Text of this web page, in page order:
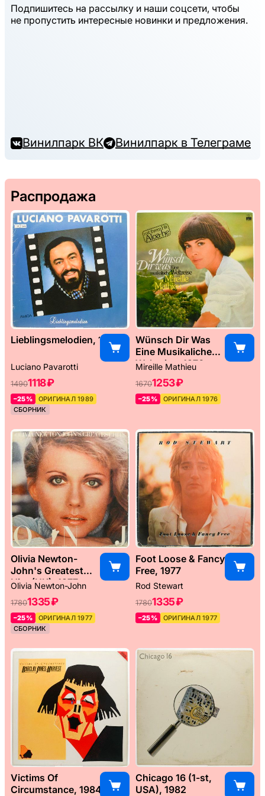
Подпишитесь на рассылку и наши соцсети, чтобы
не пропустить интересные новинки и предложения.
Винилпарк ВК Винилпарк в Телеграме
Распродажа
Lieblingsmelodien, 1989
Luciano Pavarotti
14901118 ₽
–25%
ОРИГИНАЛ 1989
СБОРНИК
Wünsch Dir Was
Eine Musikaliche
Weltreise, 1976
Mireille Mathieu
16701253 ₽
–25% ОРИГИНАЛ 1976
Olivia Newton-
John's Greatest
Hits (UK), 1977
Olivia Newton-John
17801335 ₽
–25%
ОРИГИНАЛ 1977
СБОРНИК
Foot Loose & Fancy
Free, 1977
Rod Stewart
17801335 ₽
–25% ОРИГИНАЛ 1977
Victims Of
Circumstance, 1984
Chicago 16 (1-st,
USA), 1982